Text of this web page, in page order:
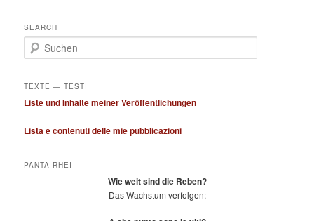
SEARCH
u
h
n
TEXTE — TESTI
Liste und Inhalte meiner Veröffentlichungen
Lista e contenuti delle mie pubblicazioni
PANTA RHEI
Wie weit sind die Reben?
Das Wachstum verfolgen: